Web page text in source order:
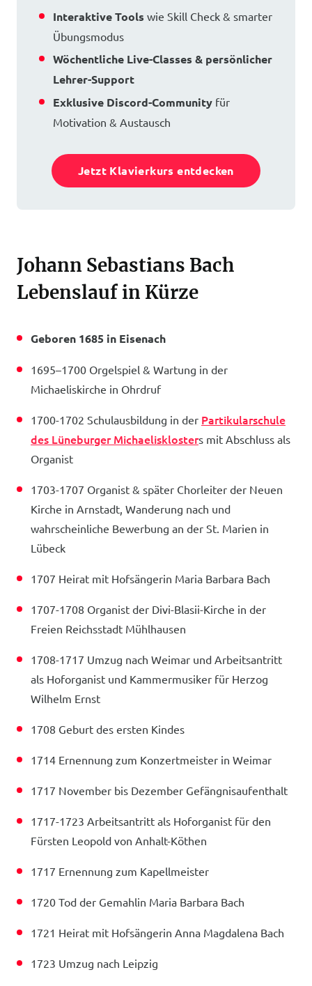
Interaktive Tools wie Skill Check & smarter
Übungsmodus
Wöchentliche Live-Classes & persönlicher
Lehrer-Support
Exklusive Discord-Community für
Motivation & Austausch
Jetzt Klavierkurs entdecken
Johann Sebastians Bach
Lebenslauf in Kürze
Geboren 1685 in Eisenach
1695–1700 Orgelspiel & Wartung in der
Michaeliskirche in Ohrdruf
1700-1702 Schulausbildung in der Partikularschule
des Lüneburger Michaelisklosters mit Abschluss als
Organist
1703-1707 Organist & später Chorleiter der Neuen
Kirche in Arnstadt, Wanderung nach und
wahrscheinliche Bewerbung an der St. Marien in
Lübeck
1707 Heirat mit Hofsängerin Maria Barbara Bach
1707-1708 Organist der Divi-Blasii-Kirche in der
Freien Reichsstadt Mühlhausen
1708-1717 Umzug nach Weimar und Arbeitsantritt
als Hoforganist und Kammermusiker für Herzog
Wilhelm Ernst
1708 Geburt des ersten Kindes
1714 Ernennung zum Konzertmeister in Weimar
1717 November bis Dezember Gefängnisaufenthalt
1717-1723 Arbeitsantritt als Hoforganist für den
Fürsten Leopold von Anhalt-Köthen
1717 Ernennung zum Kapellmeister
1720 Tod der Gemahlin Maria Barbara Bach
1721 Heirat mit Hofsängerin Anna Magdalena Bach
1723 Umzug nach Leipzig